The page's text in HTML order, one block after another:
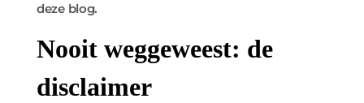
deze blog.
Nooit weggeweest: de
disclaimer